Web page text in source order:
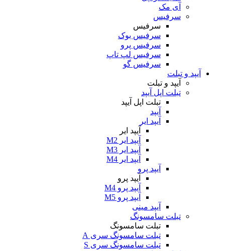
آی مک
سرفیس
سرفیس
سرفیس بوک
سرفیس پرو
سرفیس لپ تاپ
سرفیس گو
آیپد و تبلت
آیپد و تبلت
تبلت اپل آیپد
تبلت اپل آیپد
آیپد
آیپد ایر
آیپد ایر
آیپد ایر M2
آیپد ایر M3
آیپد ایر M4
آیپد پرو
آیپد پرو
آیپد پرو M4
آیپد پرو M5
آیپد مینی
تبلت سامسونگ
تبلت سامسونگ
تبلت سامسونگ سری A
تبلت سامسونگ سری S